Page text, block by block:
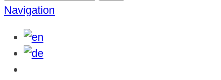
nach:
Navigation